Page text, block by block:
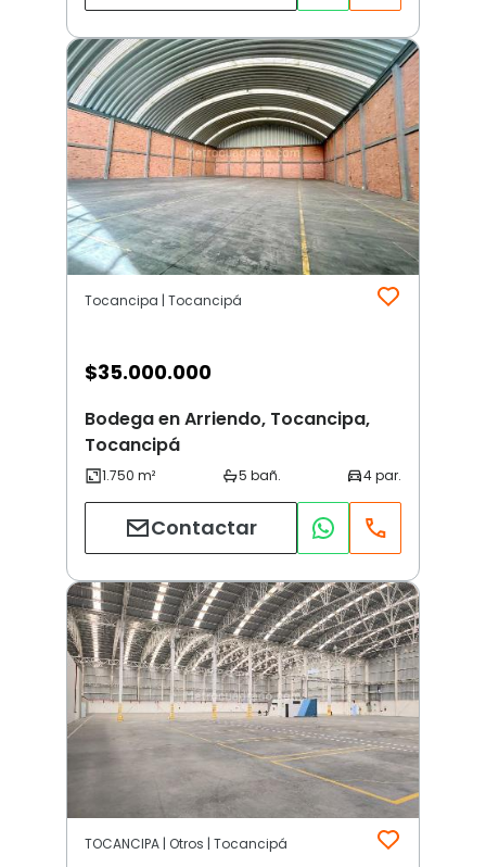
Tocancipa | Tocancipá
$35.000.000
Bodega en Arriendo, Tocancipa,
Tocancipá
Contactar
TOCANCIPA | Otros | Tocancipá